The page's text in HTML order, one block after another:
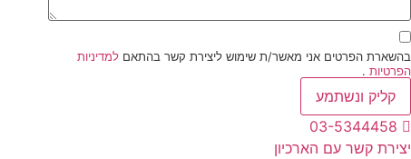
בהשארת הפרטים אני מאשר/ת שימוש ליצירת קשר בהתאם למדיניות
הפרטיות .
קליק ונשתמע
03-5344458
יצירת קשר עם הארכיון